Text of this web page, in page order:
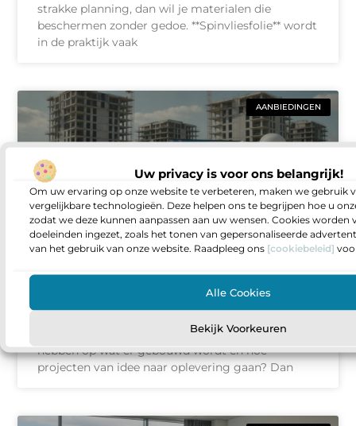
Uw privacy is voor ons belangrijk!
Om uw ervaring op onze website te verbeteren, maken we gebruik
vergelijkbare technologieën. Deze helpen ons te begrijpen hoe u
zodat we deze kunnen aanpassen aan uw wensen. Cookies worden
doeleinden ingezet, zoals het tonen van gepersonaliseerde
van het gebruik van onze website. Raadpleeg ons [cookiebeleid]
Alle Cookies
Bekijk Voorkeuren
strakke planning, dan wil je materialen die
beschermen zonder gedoe. **Spinvliesfolie** wordt
in de praktijk vaak
AANBIEDINGEN
Vacatures voor projectontwikkelaars in
de bouwsector zo vind je de rol die bij
je past
Sta je op een punt waarop je meer invloed wilt
hebben op wat er gebouwd wordt en hoe
projecten van idee naar oplevering gaan? Dan